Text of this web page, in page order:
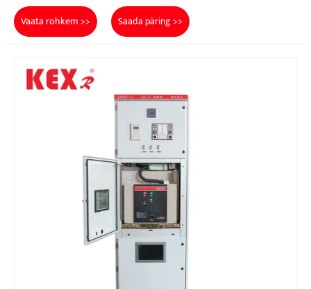
Vaata rohkem >> Saada päring >>